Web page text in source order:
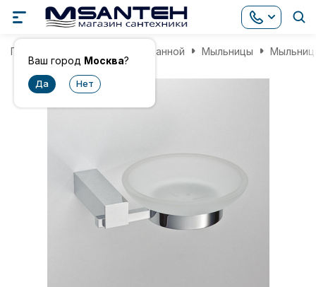
Ваш город Москва?
Главная Аксессуары для ванной Мыльницы